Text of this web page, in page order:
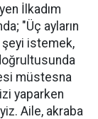
İlkadım
"Üç ayların
şeyi istemek,
müstesna
yaparken
Aile, akraba